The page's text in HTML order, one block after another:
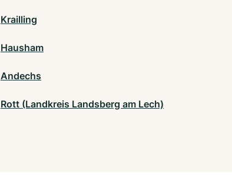
Krailling
Hausham
Andechs
Rott (Landkreis Landsberg am Lech)